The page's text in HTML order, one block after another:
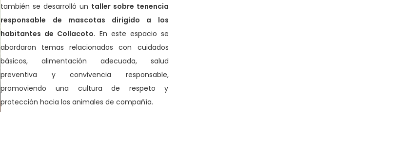
también se desarrolló un taller sobre tenencia
responsable de mascotas dirigido a los
habitantes de Collacoto. En este espacio se
abordaron temas relacionados con cuidados
básicos, alimentación adecuada, salud
preventiva y convivencia responsable,
promoviendo una cultura de respeto y
protección hacia los animales de compañía.